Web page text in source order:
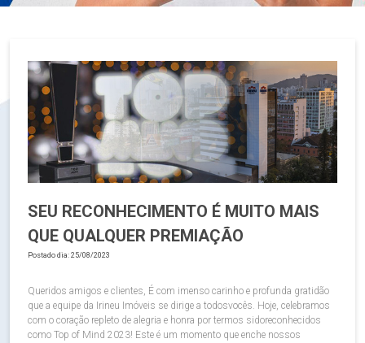
SEU RECONHECIMENTO É MUITO MAIS
QUE QUALQUER PREMIAÇÃO
Postado dia: 25/08/2023
Queridos amigos e clientes, É com imenso carinho e profunda gratidão
que a equipe da Irineu Imóveis se dirige a todosvocês. Hoje, celebramos
com o coração repleto de alegria e honra por termos sidoreconhecidos
como Top of Mind 2023! Este é um momento que enche nossos